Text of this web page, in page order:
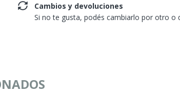
Cambios y devoluciones
Si no te gusta, podés cambiarlo por otro o